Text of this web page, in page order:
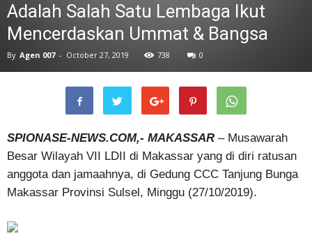
Adalah Salah Satu Lembaga Ikut
Mencerdaskan Ummat & Bangsa
By Agen 007 - October 27, 2019 738 0
SPIONASE-NEWS.COM,- MAKASSAR – Musawarah
Besar Wilayah VII LDII di Makassar yang di diri ratusan
anggota dan jamaahnya, di Gedung CCC Tanjung Bunga
Makassar Provinsi Sulsel, Minggu (27/10/2019).